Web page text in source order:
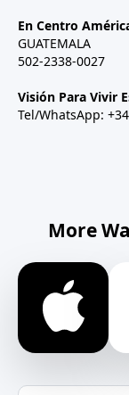
En Centro
GUATEMALA
502-2338-0027
Visión Para Vivir
Tel/WhatsApp:
More